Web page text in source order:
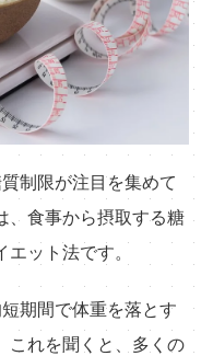
制限が注目を集めて
、食事から摂取する糖
ット法です。
期間で体重を落とす
これを聞くと、多くの